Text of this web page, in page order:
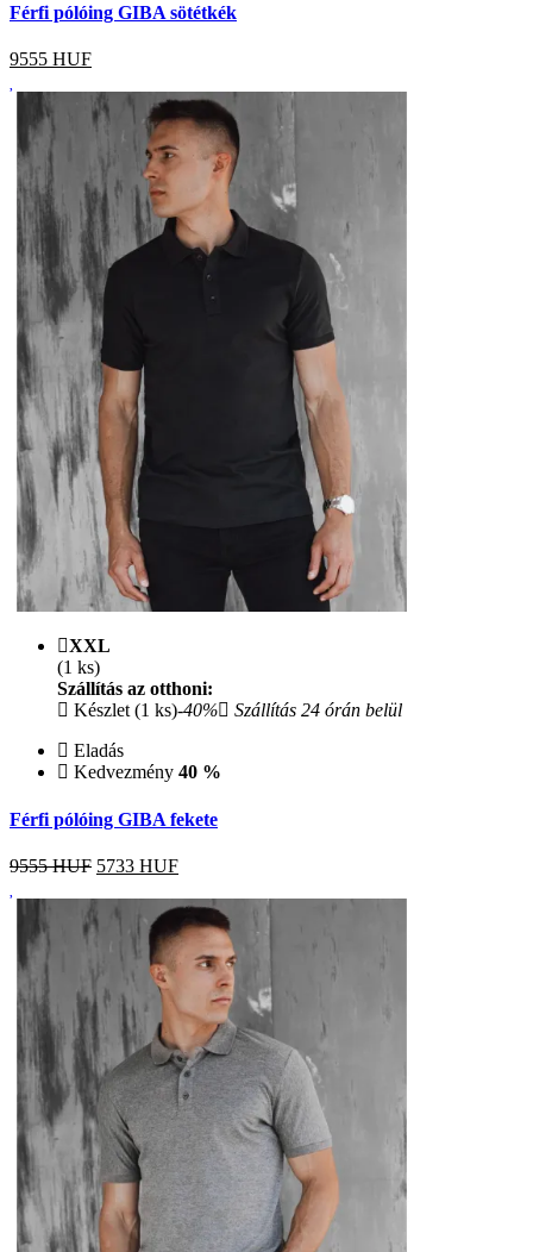
Férfi pólóing GIBA sötétkék
9555 HUF
XXL
(1 ks)
Szállítás az otthoni:
Készlet (1 ks)-40%
Szállítás 24 órán belül
Eladás
Kedvezmény 40 %
Férfi pólóing GIBA fekete
9555 HUF 5733 HUF